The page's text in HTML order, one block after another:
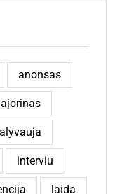
anonsas
interviu
laida